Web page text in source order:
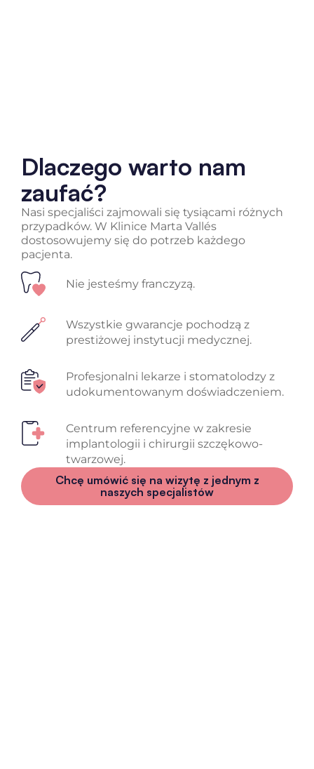
Dlaczego warto nam
zaufać?
Nasi specjaliści zajmowali się tysiącami różnych
przypadków. W Klinice Marta Vallés
dostosowujemy się do potrzeb każdego
pacjenta.
Nie jesteśmy franczyzą.
Wszystkie gwarancje pochodzą z
prestiżowej instytucji medycznej.
Profesjonalni lekarze i stomatolodzy z
udokumentowanym doświadczeniem.
Centrum referencyjne w zakresie
implantologii i chirurgii szczękowo-
twarzowej.
Chcę umówić się na wizytę z jednym z
naszych specjalistów